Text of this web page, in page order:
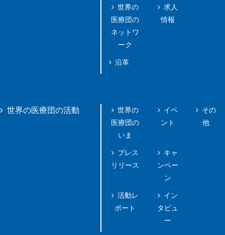
世界の
医療団の
ネットワ
ーク
沿革
求人
情報
世界の医療団の活動
世界の
医療団の
いま
プレス
リリース
活動レ
ポート
イベ
ント
キャ
ンペー
ン
イン
タビュ
ー
その
他